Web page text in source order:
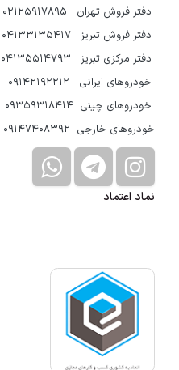
دفتر فروش تهران 02125917895
دفتر فروش تبریز 04133135417
دفتر مرکزی تبریز 04135514793
خودروهای ایرانی 09142192212
خودروهای چینی 09359318414
خودروهای خارجی 09147408392
نماد اعتماد